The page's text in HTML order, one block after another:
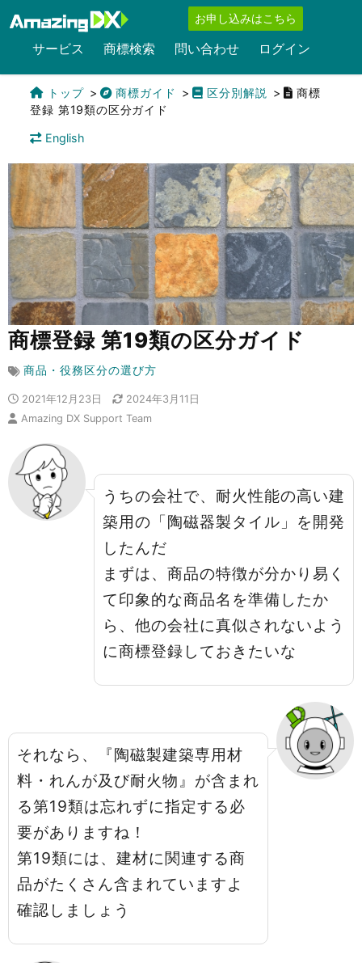
お申し込みはこちら
サービス 商標検索 問い合わせ ログイン
トップ 商標ガイド 区分別解説
商標
登録 第19類の区分ガイド
English
商標登録 第19類の区分ガイド
商品・役務区分の選び方
2021年12月23日
2024年3月11日
Amazing DX Support Team
うちの会社で、耐火性能の高い建
築用の「陶磁器製タイル」を開発
したんだ
まずは、商品の特徴が分かり易く
て印象的な商品名を準備したか
ら、他の会社に真似されないよう
に商標登録しておきたいな
それなら、『陶磁製建築専用材
料・れんが及び耐火物』が含まれ
る第19類は忘れずに指定する必
要がありますね！
第19類には、建材に関連する商
品がたくさん含まれていますよ
確認しましょう